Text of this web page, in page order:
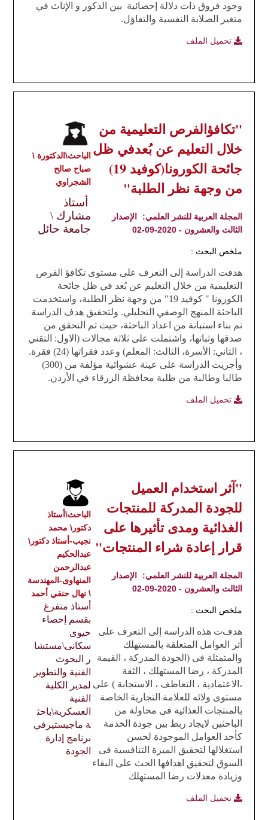
وجود فروق ذات دلالة إحصائية بين الذكور و الإناث في
متغير الصلابة النفسية والتفاؤل.
تحميل الملف
الباحث\الدكتورة \
صباح صالح
الشجراوي
أستاذ
مشارك \
جامعة حائل
"تكافؤالفرص التعليمية من
خلال التعليم عن بُعدفي ظل
جائحة الكورونا(كوفيد 19)
من وجهة نظر الطلبة"
المجلة العربية للنشر العلمي:
الإصدار
الثالث والعشرون - 2020-09-02
ملخص البحث :
هدفت الدراسة إلى التعرف على مستوى تكافؤ الفرص
التعليمية من خلال التعليم عن بُعد في ظل جائحة
الكورونا " كوفيد 19" من وجهة نظر الطلبة
، واستخدمت
الباحثة المنهج الوصفي التحليلي. ولتحقيق هدف الدراسة
تم بناء استبانة من اعداد الباحثة، حيث تم التحقق من
صدقها وثباتها، واشتملت على ثلاثة مجالات (الاول: التقني
، الثاني: الأسرة، الثالث:
المعلم) وعدد فقراتها (24) فقرة.
وأجريت الدراسة على عينة عشوائية مؤلفة من (300)
طالبا وطالبة من طلبة محافظة الزرقاء في الأردن.
تحميل الملف
الباحث\أستاذ
دكتور\ محمد
نجيب-أستاذ دكتور\
عبدالحكيم
عبدالرحمن
المنهاوى-المهندسة
\ نهال حنفي أحمد
أستاذ متفرغ
بقسم إحصاء
حيوى
سكانى\مستشا
ر البحوث
الفنية والتطوير
لمدير الكلية
الفنية
العسكرية\باحث
ة ماجيستيرفي
برنامج إدارة
الجودة
"آثر استخدام العميل
للجودة المدركة للمنتجات
الغذائية ومدى تأثيرها على
قرار إعادة شراء المنتجات"
المجلة العربية للنشر العلمي:
الإصدار
الثالث والعشرون - 2020-09-02
ملخص البحث :
هدفت هذه الدراسة إلى التعرف على
أثر العوامل المتعلقة بالمستهلك
والمتمثلة فى (الجودة المدركة ، القيمة
المدركة ، رضا المستهلك ، الثقة
،الاعتمادية ، التعاطف ، الاستجابة ) على
مستوى ولائه للعلامة التجارية الخاصة
بالمنتجات الغذائية فى محاولة من
الباحثين لايجاد ربط بين جودة الخدمة
كأحد العوامل الموجودة لحسن
استغلالها لتحقيق الميزة التنافسية فى
السوق لتحقيق اهدافها الحث على البقاء
وزيادة معدلات رضا المستهلك
تحميل الملف